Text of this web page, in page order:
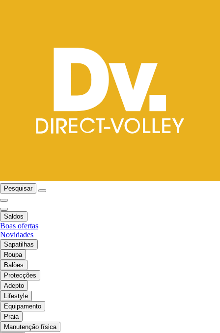
Pesquisar
Saldos
Boas ofertas
Novidades
Sapatilhas
Roupa
Balões
Protecções
Adepto
Lifestyle
Equipamento
Praia
Manutenção física